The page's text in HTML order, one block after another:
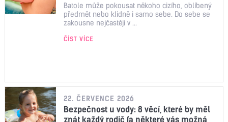
Batole může pokousat někoho cizího, oblíbený
předmět nebo klidně i samo sebe. Do sebe se
zakousne nejčastěji v ...
ČÍST VÍCE
22. ČERVENCE 2026
Bezpečnost u vody: 8 věcí, které by měl
znát každý rodič (a některé vás možná